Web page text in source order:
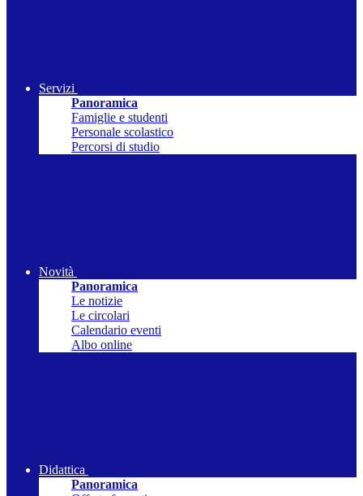
Servizi
Panoramica
Famiglie e studenti
Personale scolastico
Percorsi di studio
Novità
Panoramica
Le notizie
Le circolari
Calendario eventi
Albo online
Didattica
Panoramica